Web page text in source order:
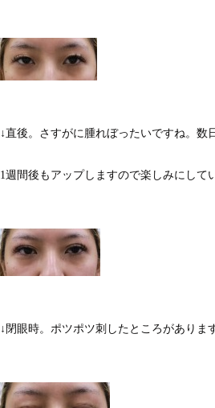
↓直後。さすがに腫れぼったいですね。数
1週間後もアップしますので楽しみにして
↓閉眼時。ポツポツ刺したところがありま